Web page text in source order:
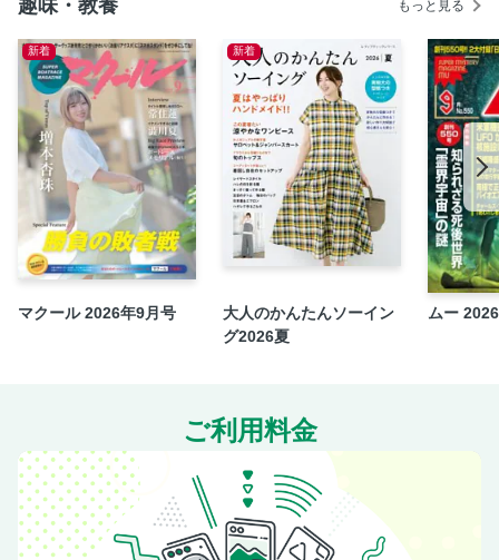
趣味・教養 もっと見る
新着
マクール 2026年9月号
新着
大人のかんたんソーイン
グ2026夏
ムー
ご利用料金